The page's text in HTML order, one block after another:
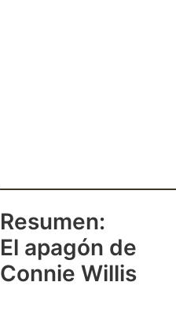
Resumen:
El apagón de
Connie Willis